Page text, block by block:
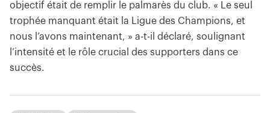
objectif était de remplir le palmarès du club. « Le seul
trophée manquant était la Ligue des Champions, et
nous l’avons maintenant, » a-t-il déclaré, soulignant
l’intensité et le rôle crucial des supporters dans ce
succès.